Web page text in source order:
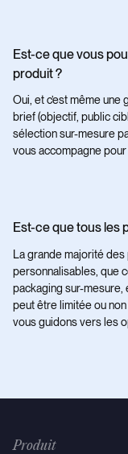
Est-ce que vous
produit ?
Oui, et c’est même
brief (objectif, public
sélection sur-mesure
vous accompagne
Est-ce que tous les
La grande majorité
personnalisables, que
packaging sur-mesure,
peut être limitée ou
vous guidons vers les
Produit